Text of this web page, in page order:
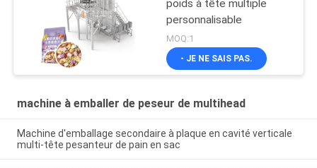
poids à tête multiple
personnalisable
MOQ:1
- JE NE SAIS PAS.
machine à emballer de peseur de multihead
Machine d'emballage secondaire à plaque en cavité verticale
multi-tête pesanteur de pain en sac